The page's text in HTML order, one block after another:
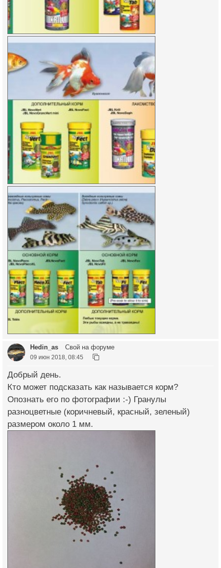
Hedin_as Свой на форуме
09 июн 2018, 08:45
Добрый день.
Кто может подсказать как называется корм?
Опознать его по фотографии :-) Гранулы
разноцветные (коричневый, красный, зеленый)
размером около 1 мм.